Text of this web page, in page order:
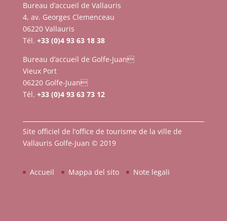
Bureau d’accueil de Vallauris
4, av. Georges Clemenceau
06220 Vallauris
Tél. +33 (0)4 93 63 18 38
Bureau d’accueil de Golfe-Juan
Vieux Port
06220 Golfe-Juan
Tél. +33 (0)4 93 63 73 12
Site officiel de l’office de tourisme de la ville de
Vallauris Golfe-Juan © 2019
Accueil Mappa del sito Note legali